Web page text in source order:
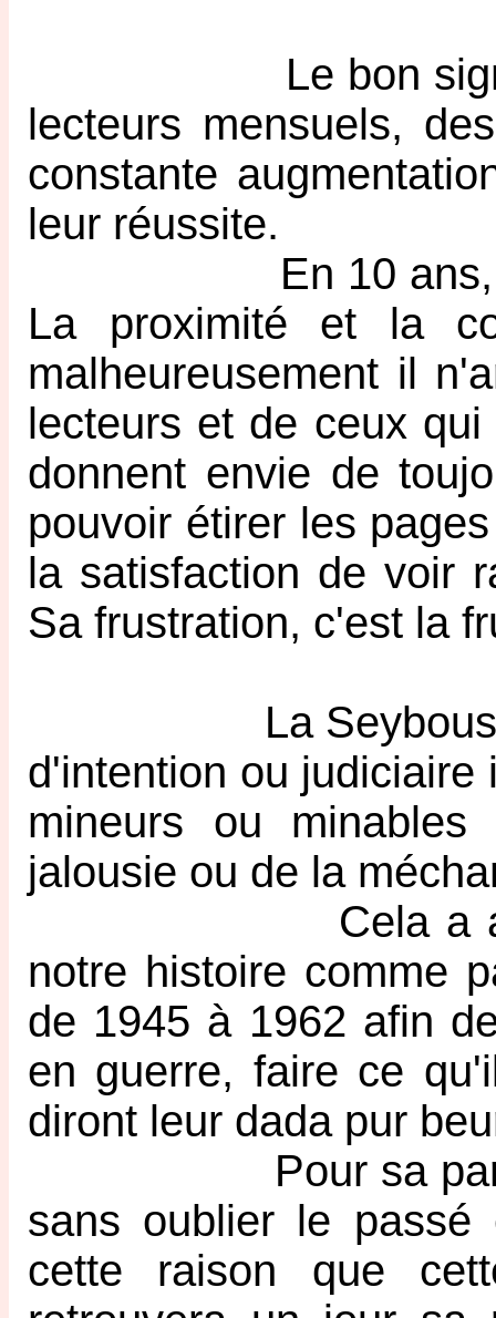
Le bon signe de
lecteurs mensuels,
constante
leur réussite.
En 10 ans, son
La proximité et la
malheureusement il
lecteurs et de ceux
donnent envie de
pouvoir étirer les
la satisfaction de voir
Sa frustration, c'est la
La Seybouse a
d'intention ou judiciaire
mineurs ou
jalousie ou de la
Cela a abouti à
notre histoire comme
de 1945 à 1962 afin
en guerre, faire ce
diront leur dada pur
Pour sa part, la
sans oublier le
cette raison que